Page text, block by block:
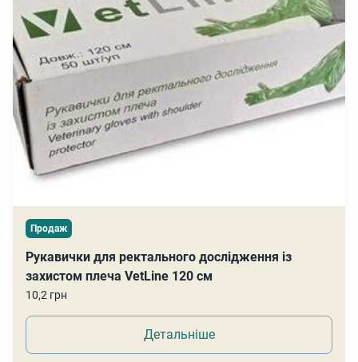
Продаж
Рукавички для ректального дослідження із
захистом плеча VetLine 120 см
10,2 грн
Детальніше